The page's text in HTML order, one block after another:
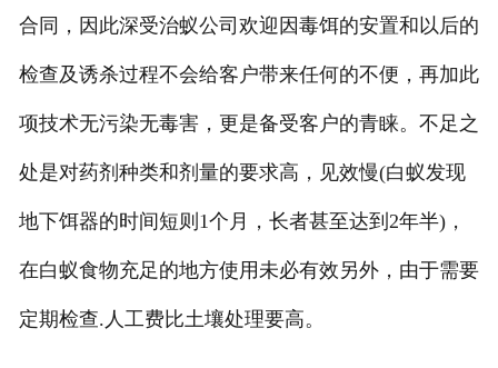
合同，因此深受治蚁公司欢迎因毒饵的安置和以后的
检查及诱杀过程不会给客户带来任何的不便，再加此
项技术无污染无毒害，更是备受客户的青睐。不足之
处是对药剂种类和剂量的要求高，见效慢(白蚁发现
地下饵器的时间短则1个月，长者甚至达到2年半)，
在白蚁食物充足的地方使用未必有效另外，由于需要
定期检查.人工费比土壤处理要高。